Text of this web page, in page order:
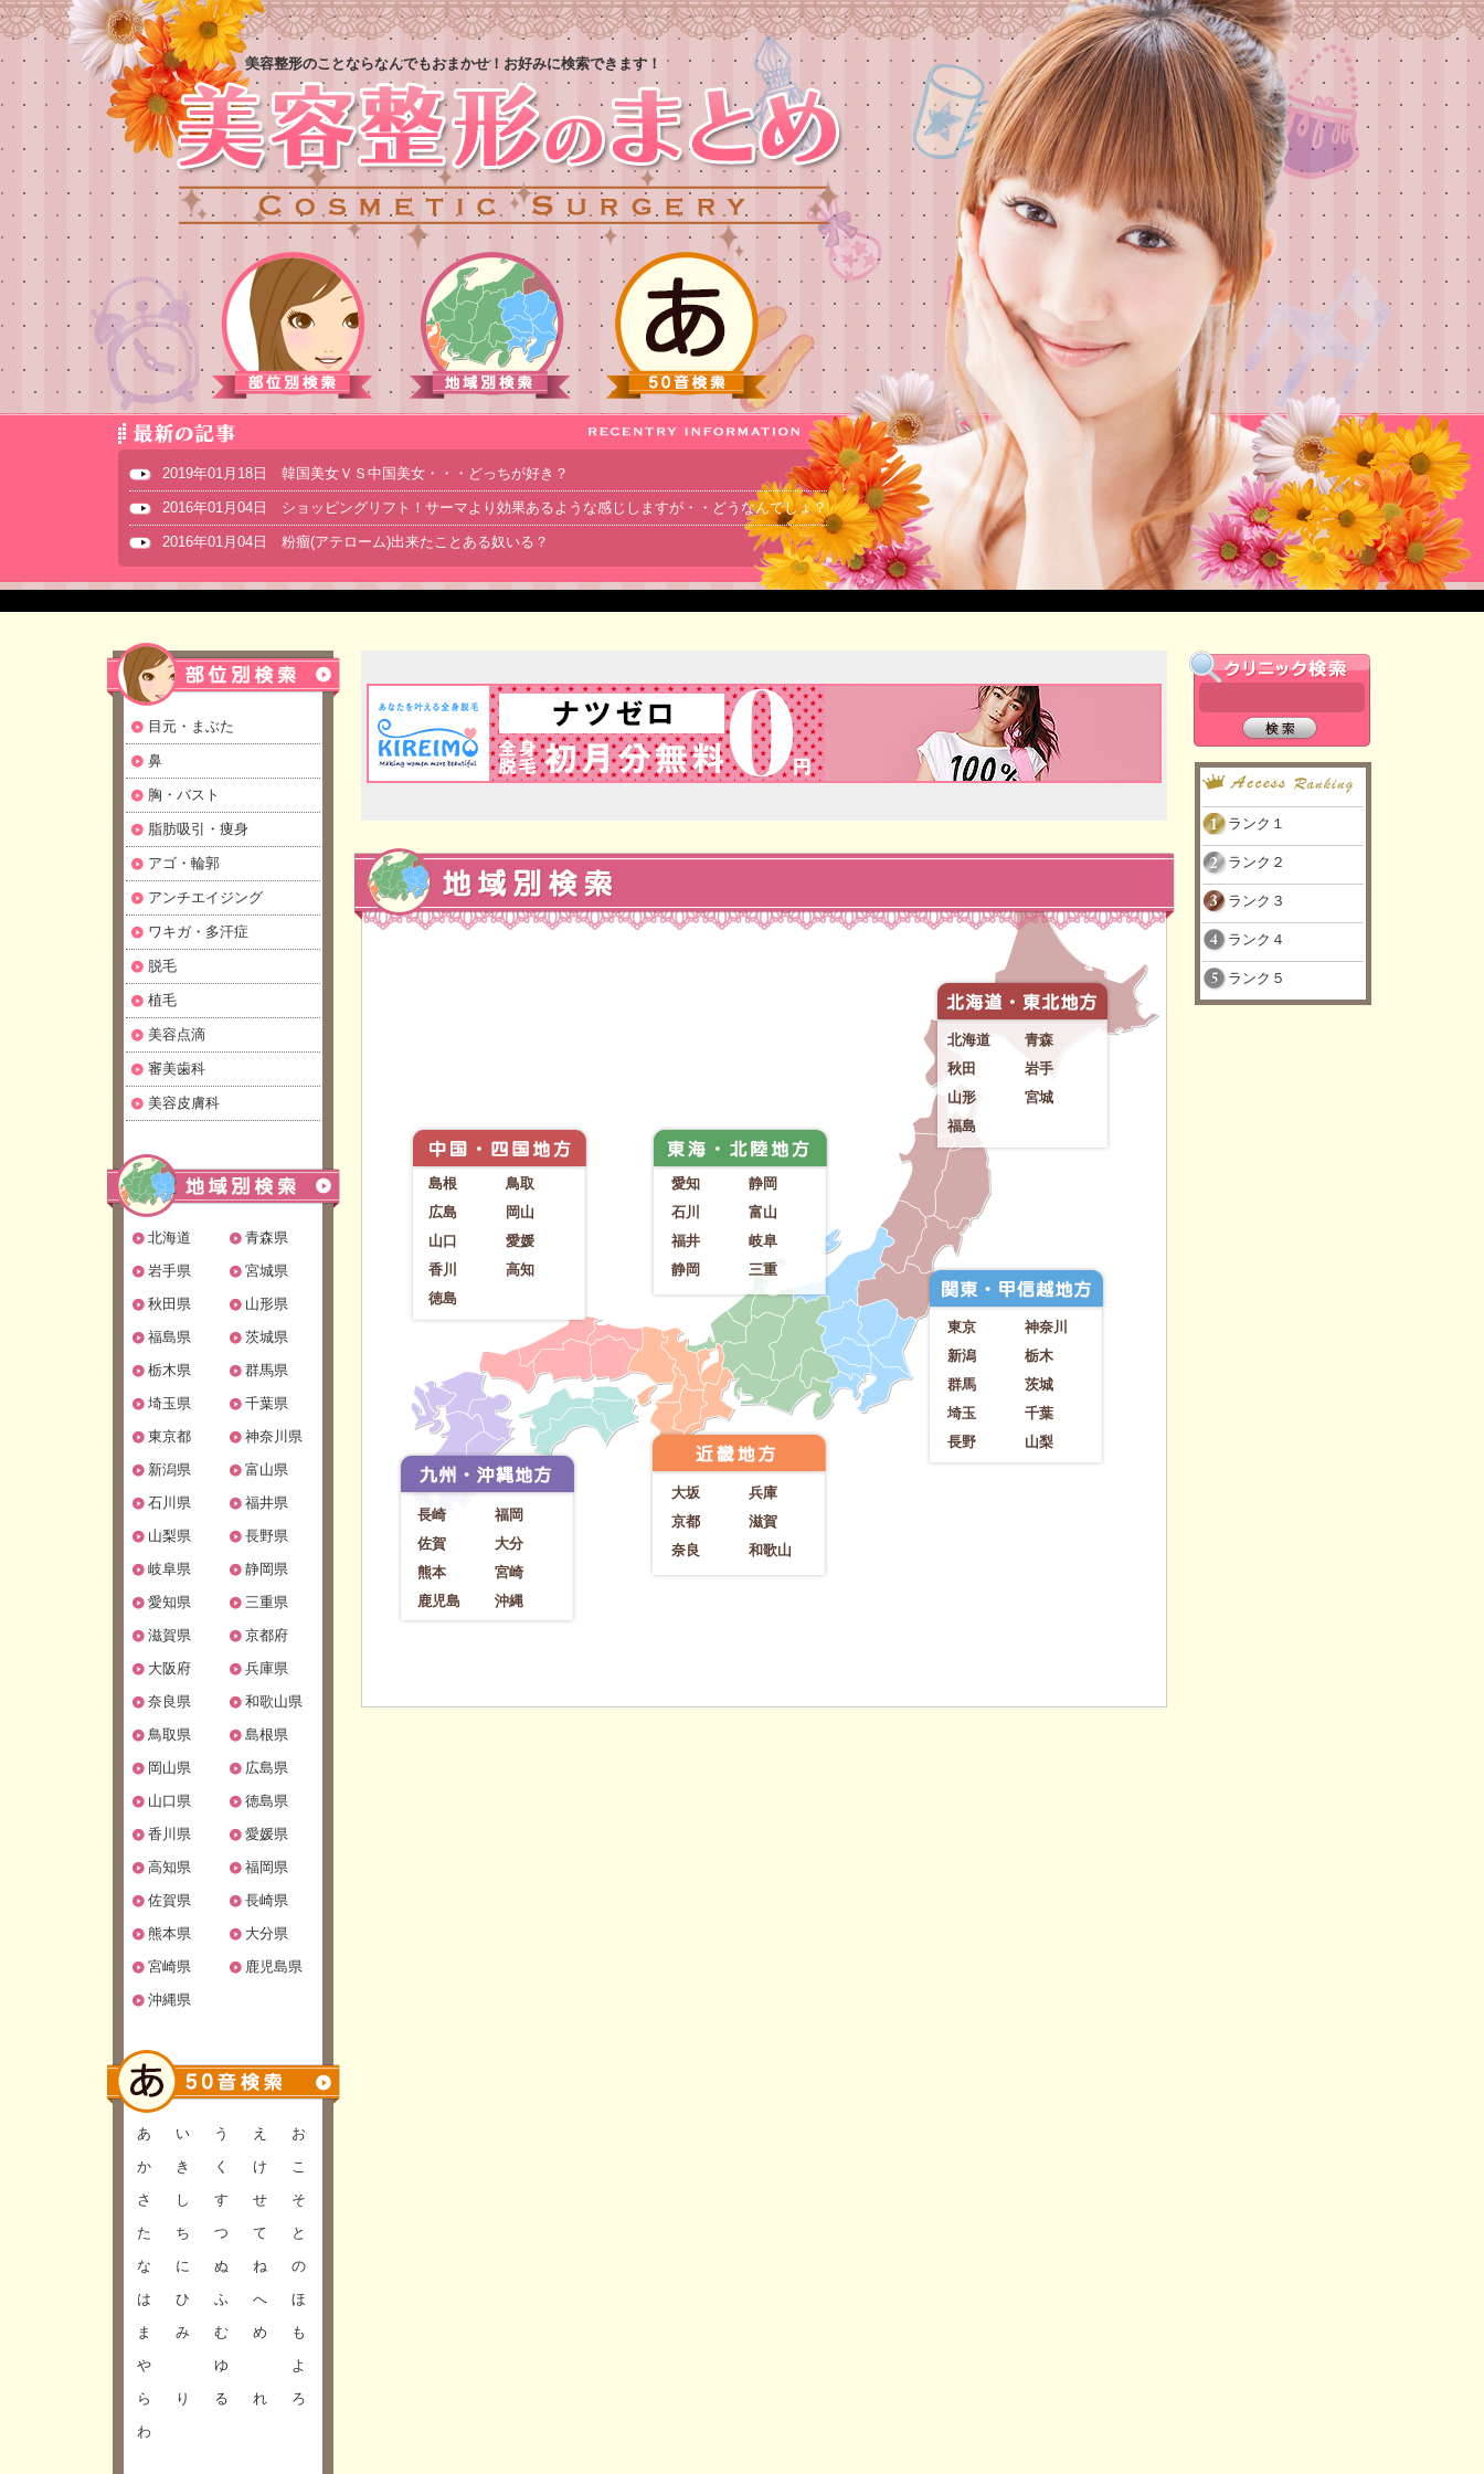
美容整形のことならなんでもおまかせ！お好みに検索できます！
2019年01月18日 韓国美女ＶＳ中国美女・・・どっちが好き？
2016年01月04日 ショッピングリフト！サーマより効果あるような感じしますが・・どうなんでしょ？
2016年01月04日 粉瘤(アテローム)出来たことある奴いる？
目元・まぶた
鼻
胸・バスト
脂肪吸引・痩身
アゴ・輪郭
アンチエイジング
ワキガ・多汗症
脱毛
植毛
美容点滴
審美歯科
美容皮膚科
北海道
青森県
岩手県
宮城県
秋田県
山形県
福島県
茨城県
栃木県
群馬県
埼玉県
千葉県
東京都
神奈川県
新潟県
富山県
石川県
福井県
山梨県
長野県
岐阜県
静岡県
愛知県
三重県
滋賀県
京都府
大阪府
兵庫県
奈良県
和歌山県
鳥取県
島根県
岡山県
広島県
山口県
徳島県
香川県
愛媛県
高知県
福岡県
佐賀県
長崎県
熊本県
大分県
宮崎県
鹿児島県
沖縄県
あ い う え
お
か
き く け
こ
さ
し す せ
そ
た
ち つ て
と
な
に ぬ ね
の
は
ひ ふ へ
ほ
ま
み む め
も
や
ゆ
よ
ら
り る れ
ろ
わ
北海道
青森
秋田
岩手
山形
宮城
福島
東京
神奈川
新潟
栃木
群馬
茨城
埼玉
千葉
長野
山梨
愛知
静岡
石川
富山
福井
岐阜
静岡
三重
大坂
兵庫
京都
滋賀
奈良
和歌山
島根
鳥取
広島
岡山
山口
愛媛
香川
高知
徳島
長崎
福岡
佐賀
大分
熊本
宮崎
鹿児島
沖縄
ランク１
ランク２
ランク３
ランク４
ランク５